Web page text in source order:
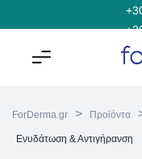
ForDerma.gr > Προϊόντα
Ενυδάτωση & Αντιγήρανση